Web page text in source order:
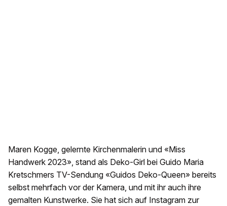
Maren Kogge, gelernte Kirchenmalerin und «Miss
Handwerk 2023», stand als Deko-Girl bei Guido Maria
Kretschmers TV-Sendung «Guidos Deko-Queen» bereits
selbst mehrfach vor der Kamera, und mit ihr auch ihre
gemalten Kunstwerke. Sie hat sich auf Instagram zur